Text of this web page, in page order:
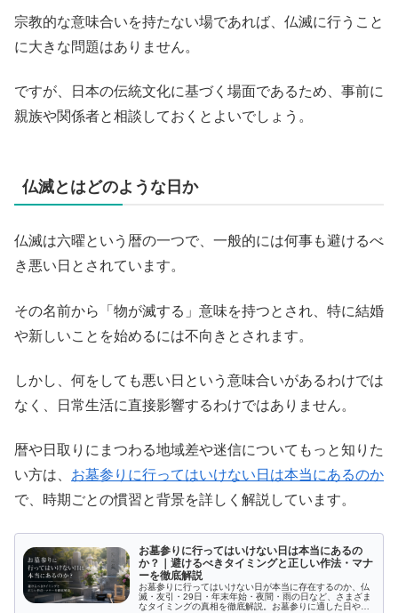
宗教的な意味合いを持たない場であれば、仏滅に行うこと
に大きな問題はありません。
ですが、日本の伝統文化に基づく場面であるため、事前に
親族や関係者と相談しておくとよいでしょう。
仏滅とはどのような日か
仏滅は六曜という暦の一つで、一般的には何事も避けるべ
き悪い日とされています。
その名前から「物が滅する」意味を持つとされ、特に結婚
や新しいことを始めるには不向きとされます。
しかし、何をしても悪い日という意味合いがあるわけでは
なく、日常生活に直接影響するわけではありません。
暦や日取りにまつわる地域差や迷信についてもっと知りた
い方は、 お墓参りに行ってはいけない日は本当にあるのか
で、時期ごとの慣習と背景を詳しく解説しています。
お墓参りに行ってはいけない日は本当にあるの
か？｜避けるべきタイミングと正しい作法・マナ
ーを徹底解説
お墓参りに行ってはいけない日が本当に存在するのか、仏
滅・友引・29日・年末年始・夜間・雨の日など、さまざま
なタイミングの真相を徹底解説。お墓参りに適した日やマ